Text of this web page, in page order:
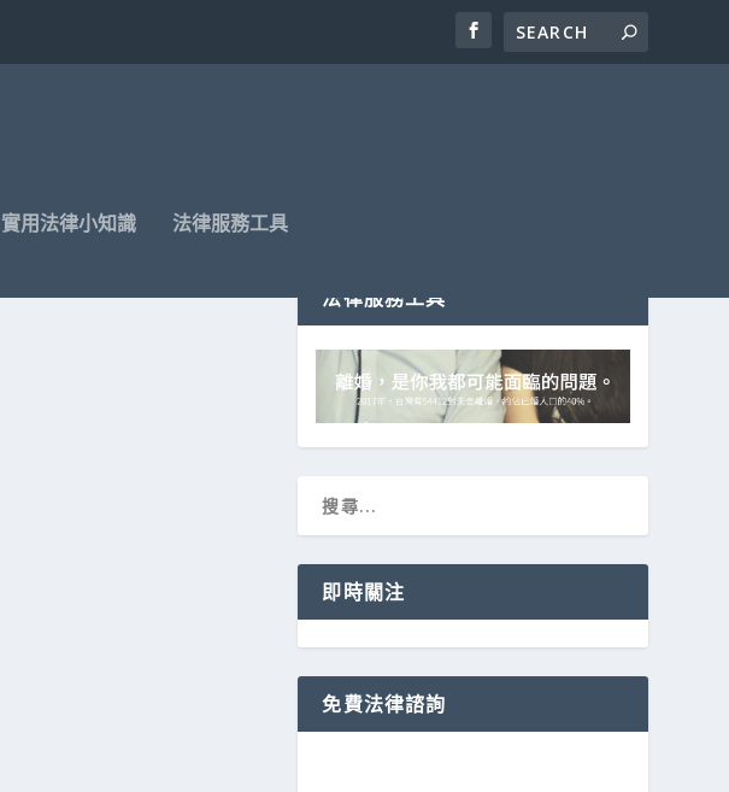
實用法律小知識 法律服務工具
法律服務工具
即時關注
免費法律諮詢